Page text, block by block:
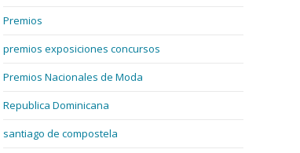
Premios
premios exposiciones concursos
Premios Nacionales de Moda
Republica Dominicana
santiago de compostela